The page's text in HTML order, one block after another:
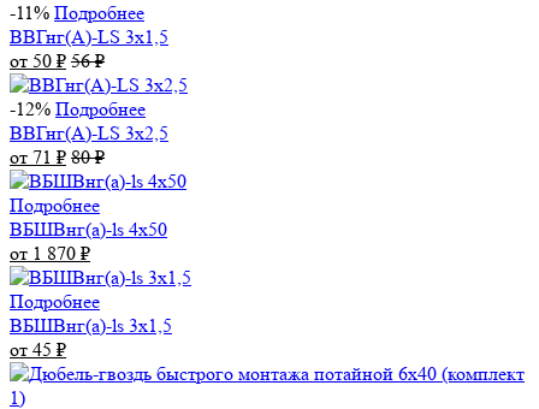
-11% Подробнее
ВВГнг(А)-LS 3х1,5
от 50 ₽ 56₽
-12% Подробнее
ВВГнг(А)-LS 3х2,5
от 71 ₽ 80₽
Подробнее
ВБШВнг(а)-ls 4x50
от 1 870 ₽
Подробнее
ВБШВнг(а)-ls 3х1,5
от 45 ₽